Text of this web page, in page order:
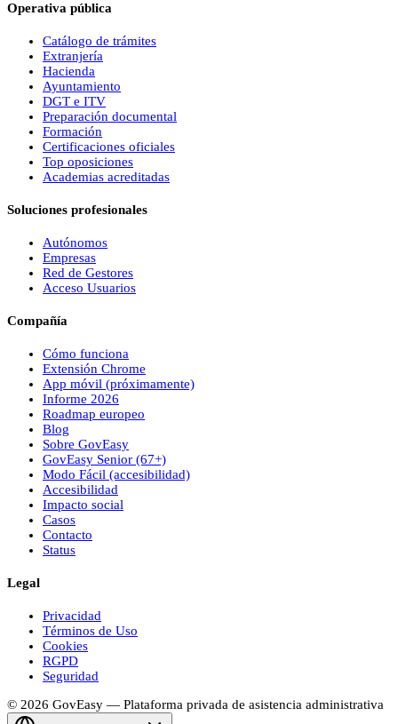
Operativa pública
Catálogo de trámites
Extranjería
Hacienda
Ayuntamiento
DGT e ITV
Preparación documental
Formación
Certificaciones oficiales
Top oposiciones
Academias acreditadas
Soluciones profesionales
Autónomos
Empresas
Red de Gestores
Acceso Usuarios
Compañía
Cómo funciona
Extensión Chrome
App móvil (próximamente)
Informe 2026
Roadmap europeo
Blog
Sobre GovEasy
GovEasy Senior (67+)
Modo Fácil (accesibilidad)
Accesibilidad
Impacto social
Casos
Contacto
Status
Legal
Privacidad
Términos de Uso
Cookies
RGPD
Seguridad
© 2026 GovEasy — Plataforma privada de asistencia administrativa